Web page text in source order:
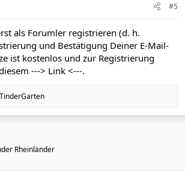
#5
als Forumler registrieren (d. h.
und Bestätigung Deiner E-Mail-
ist kostenlos und zur Registrierung
---> Link <---.
TinderGarten
Rheinländer